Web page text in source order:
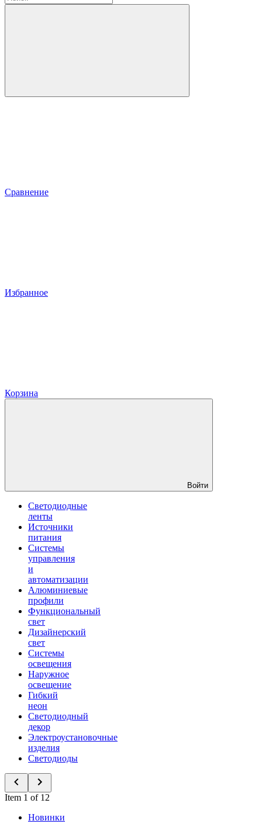
Сравнение
Избранное
Корзина
Войти
Светодиодные
ленты
Источники
питания
Системы
управления
и
автоматизации
Алюминиевые
профили
Функциональный
свет
Дизайнерский
свет
Системы
освещения
Наружное
освещение
Гибкий
неон
Светодиодный
декор
Электроустановочные
изделия
Светодиоды
Item 1 of 12
Новинки